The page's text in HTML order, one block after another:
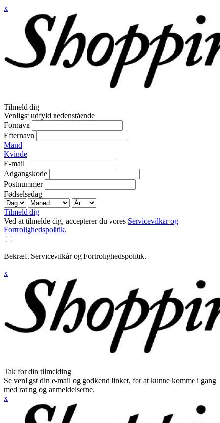
x
Tilmeld dig
Venligst udfyld nedenstående
Fornavn
Efternavn
Mand
Kvinde
E-mail
Adgangskode
Postnummer
Fødselsedag
Tilmeld dig
Ved at tilmelde dig, accepterer du vores Servicevilkår og
Fortrolighedspolitik.
Bekræft Servicevilkår og Fortrolighedspolitik.
x
Tak for din tilmelding
Se venligst din e-mail og godkend linket, for at kunne komme i gang
med rating og anmeldelserne.
x